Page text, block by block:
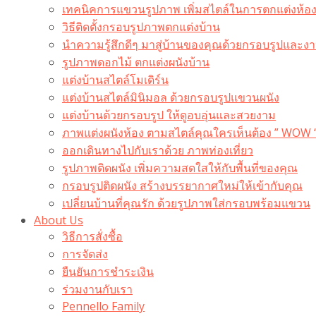
เทคนิคการแขวนรูปภาพ เพิ่มสไตล์ในการตกแต่งห้อง
วิธีติดตั้งกรอบรูปภาพตกแต่งบ้าน
นำความรู้สึกดีๆ มาสู่บ้านของคุณด้วยกรอบรูปและง
รูปภาพดอกไม้ ตกแต่งผนังบ้าน
แต่งบ้านสไตล์โมเดิร์น
แต่งบ้านสไตล์มินิมอล ด้วยกรอบรูปแขวนผนัง
แต่งบ้านด้วยกรอบรูป ให้ดูอบอุ่นและสวยงาม
ภาพแต่งผนังห้อง ตามสไตล์คุณใครเห็นต้อง ” WOW
ออกเดินทางไปกับเราด้วย ภาพท่องเที่ยว
รูปภาพติดผนัง เพิ่มความสดใสให้กับพื้นที่ของคุณ
กรอบรูปติดผนัง สร้างบรรยากาศใหม่ให้เข้ากับคุณ
เปลี่ยนบ้านที่คุณรัก ด้วยรูปภาพใส่กรอบพร้อมแขวน​
About Us
วิธีการสั่งซื้อ
การจัดส่ง
ยืนยันการชำระเงิน
ร่วมงานกับเรา
Pennello Family